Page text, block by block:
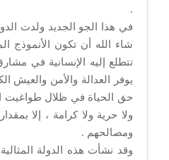
.
في هذا الجو الجديد ولدت
شاء الله أن تكون الأنموذج
تتطلع إليه الإنسانية في
يوفر العدالة والأمن والعيش
حق الحياة في ظلال طواغيت
ولا حرية ولا كرامة ، إلا
ومصالحهم .
وقد نشأت هذه الدولة